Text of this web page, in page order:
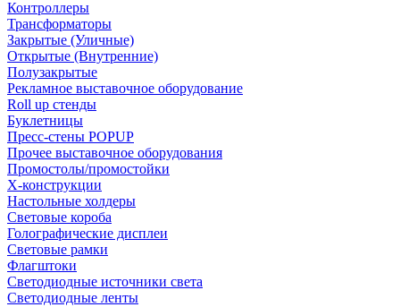
Контроллеры
Трансформаторы
Закрытые (Уличные)
Открытые (Внутренние)
Полузакрытые
Рекламное выставочное оборудование
Roll up стенды
Буклетницы
Пресс-стены POPUP
Прочее выставочное оборудования
Промостолы/промостойки
Х-конструкции
Настольные холдеры
Световые короба
Голографические дисплеи
Световые рамки
Флагштоки
Светодиодные источники света
Светодиодные ленты